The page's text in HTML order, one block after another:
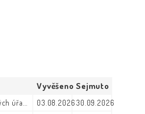
Vyvěšeno Sejmuto
03.08.2026 30.09.2026